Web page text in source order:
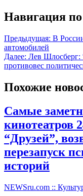
Навигация
Предыдущая: В
автомобилей
Далее: Лев Шлосберг:
противовес
Похожие
Самые
кинотеатров
“Друзей”,
перезапуск
историй
NEWSru.com ::